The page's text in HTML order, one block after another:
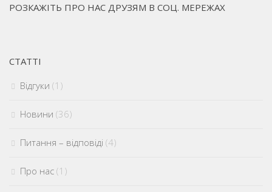
РОЗКАЖІТЬ ПРО НАС ДРУЗЯМ В СОЦ. МЕРЕЖАХ
СТАТТІ
Відгуки (1)
Новини (36)
Питання – відповіді (4)
Про нас (1)